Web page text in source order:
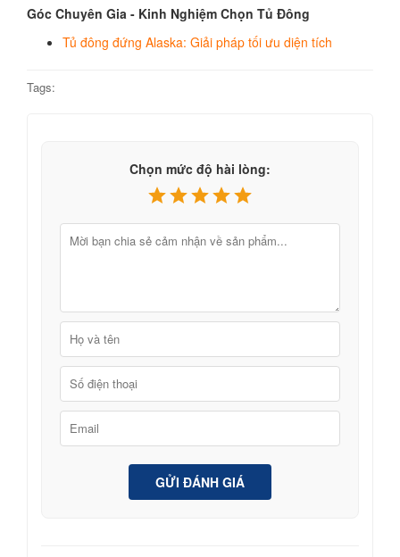
Góc Chuyên Gia - Kinh Nghiệm Chọn Tủ Đông
Tủ đông đứng Alaska: Giải pháp tối ưu diện tích
Tags:
Chọn mức độ hài lòng:
GỬI ĐÁNH GIÁ